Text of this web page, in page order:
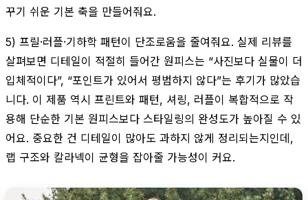
꾸기 쉬운 기본 축을 만들어줘요.
5) 프릴·러플·기하학 패턴이 단조로움을 줄여줘요. 실제 리뷰를
살펴보면 디테일이 적절히 들어간 원피스는 “사진보다 실물이 더
입체적이다”, “포인트가 있어서 평범하지 않다”는 후기가 많았습
니다. 이 제품 역시 프린트와 패턴, 셔링, 러플이 복합적으로 작
용해 단순한 기본 원피스보다 스타일링의 완성도가 높아질 수 있
어요. 중요한 건 디테일이 많아도 과하지 않게 정리되는지인데,
랩 구조와 칼라넥이 균형을 잡아줄 가능성이 커요.